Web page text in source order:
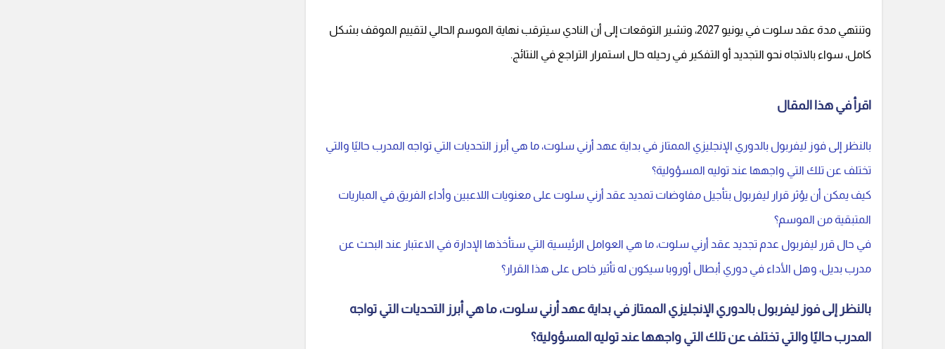
وتنتهي مدة عقد سلوت في يونيو 2027، وتشير التوقعات إلى أن النادي سيترقب نهاية الموسم الحالي لتقييم الموقف بشكل
كامل، سواء بالاتجاه نحو التجديد أو التفكير في رحيله حال استمرار التراجع في النتائج.
اقرأ في هذا المقال
بالنظر إلى فوز ليفربول بالدوري الإنجليزي الممتاز في بداية عهد أرني سلوت، ما هي أبرز التحديات التي تواجه المدرب حاليًا والتي
تختلف عن تلك التي واجهها عند توليه المسؤولية؟
كيف يمكن أن يؤثر قرار ليفربول بتأجيل مفاوضات تمديد عقد أرني سلوت على معنويات اللاعبين وأداء الفريق في المباريات
المتبقية من الموسم؟
في حال قرر ليفربول عدم تجديد عقد أرني سلوت، ما هي العوامل الرئيسية التي ستأخذها الإدارة في الاعتبار عند البحث عن
مدرب بديل، وهل الأداء في دوري أبطال أوروبا سيكون له تأثير خاص على هذا القرار؟
بالنظر إلى فوز ليفربول بالدوري الإنجليزي الممتاز في بداية عهد أرني سلوت، ما هي أبرز التحديات التي تواجه
المدرب حاليًا والتي تختلف عن تلك التي واجهها عند توليه المسؤولية؟